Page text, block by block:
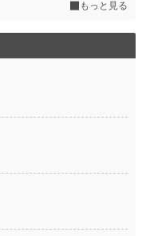
もっと見る